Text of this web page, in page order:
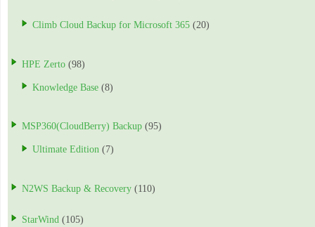
Climb Cloud Backup for Microsoft 365 (20)
HPE Zerto (98)
Knowledge Base (8)
MSP360(CloudBerry) Backup (95)
Ultimate Edition (7)
N2WS Backup & Recovery (110)
StarWind (105)